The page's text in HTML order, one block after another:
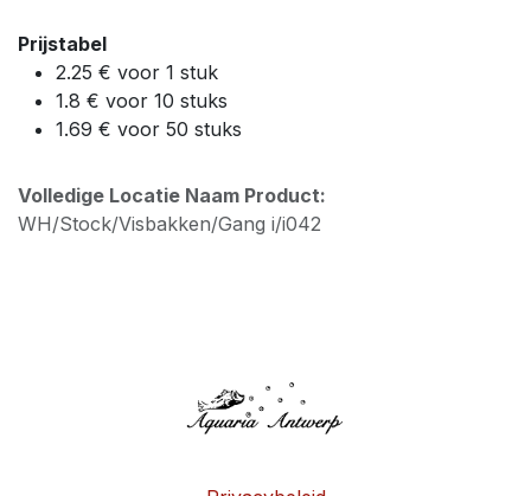
Prijstabel
2.25 € voor 1 stuk
1.8 € voor 10 stuks
1.69 € voor 50 stuks
Volledige Locatie Naam Product:
WH/Stock/Visbakken/Gang i/i042